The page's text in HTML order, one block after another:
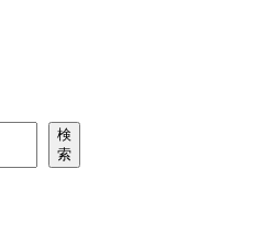
検
索